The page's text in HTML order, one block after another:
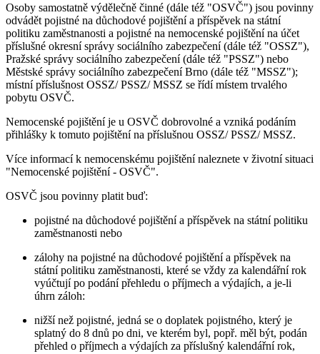
Osoby samostatně výdělečně činné (dále též "OSVČ") jsou povinny
odvádět pojistné na důchodové pojištění a příspěvek na státní
politiku zaměstnanosti a pojistné na nemocenské pojištění na účet
příslušné okresní správy sociálního zabezpečení (dále též "OSSZ"),
Pražské správy sociálního zabezpečení (dále též "PSSZ") nebo
Městské správy sociálního zabezpečení Brno (dále též "MSSZ");
místní příslušnost OSSZ/ PSSZ/ MSSZ se řídí místem trvalého
pobytu OSVČ.
Nemocenské pojištění je u OSVČ dobrovolné a vzniká podáním
přihlášky k tomuto pojištění na příslušnou OSSZ/ PSSZ/ MSSZ.
Více informací k nemocenskému pojištění naleznete v životní situaci
"Nemocenské pojištění - OSVČ".
OSVČ jsou povinny platit buď:
pojistné na důchodové pojištění a příspěvek na státní politiku
zaměstnanosti nebo
zálohy na pojistné na důchodové pojištění a příspěvek na
státní politiku zaměstnanosti, které se vždy za kalendářní rok
vyúčtují po podání přehledu o příjmech a výdajích, a je-li
úhrn záloh:
nižší než pojistné, jedná se o doplatek pojistného, který je
splatný do 8 dnů po dni, ve kterém byl, popř. měl být, podán
přehled o příjmech a výdajích za příslušný kalendářní rok,